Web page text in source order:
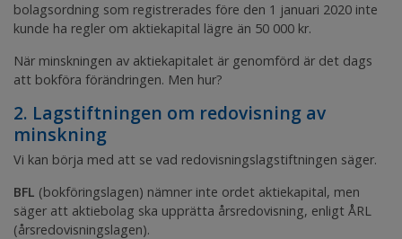
bolagsordning som registrerades före den 1 januari 2020 inte
kunde ha regler om aktiekapital lägre än 50 000 kr.
När minskningen av aktiekapitalet är genomförd är det dags
att bokföra förändringen. Men hur?
2. Lagstiftningen om redovisning av
minskning
Vi kan börja med att se vad redovisningslagstiftningen säger.
BFL (bokföringslagen) nämner inte ordet aktiekapital, men
säger att aktiebolag ska upprätta årsredovisning, enligt ÅRL
(årsredovisningslagen).